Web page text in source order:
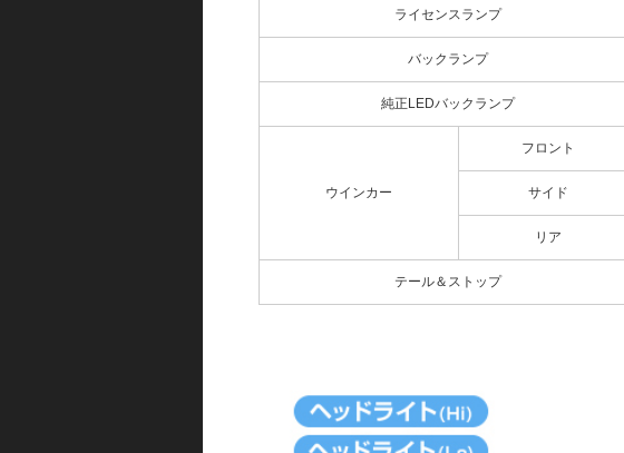
ライセンスランプ
バックランプ
純正LEDバックランプ
ウインカー
フロント
サイド
リア
テール＆ストップ